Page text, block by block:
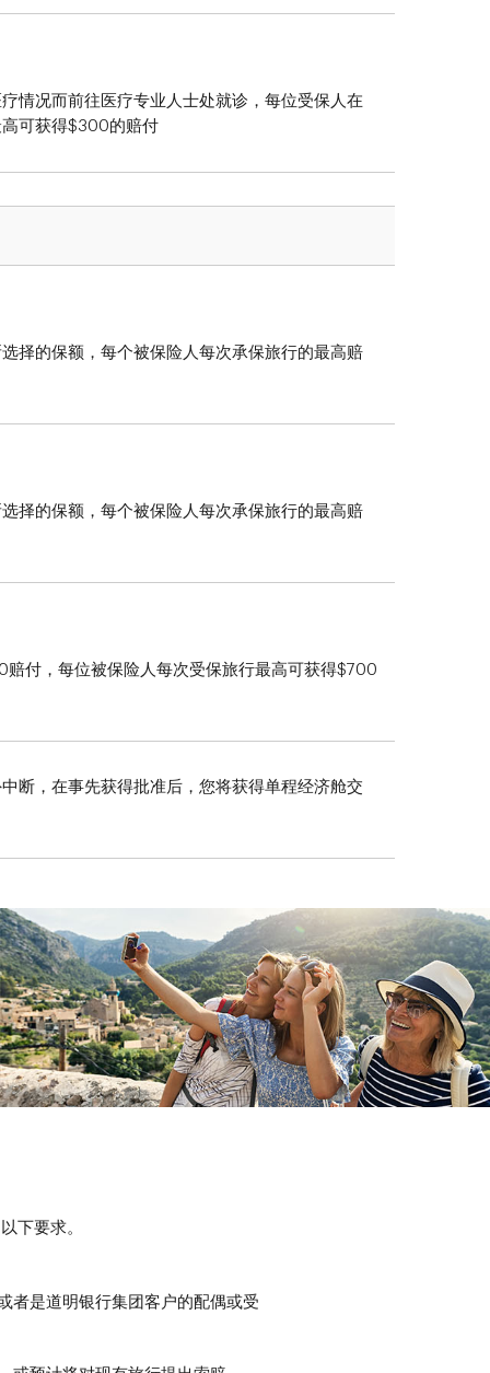
情况而前往医疗专业人士处就诊，每位受保人在
可获得$300的赔付
择的保额，每个被保险人每次承保旅行的最高赔
择的保额，每个被保险人每次承保旅行的最高赔
赔付，每位被保险人每次受保旅行最高可获得$700
断，在事先获得批准后，您将获得单程经济舱交
下要求。
者是道明银行集团客户的配偶或受